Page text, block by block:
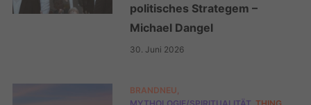
politisches Strategem –
Michael Dangel
30. Juni 2026
BRANDNEU